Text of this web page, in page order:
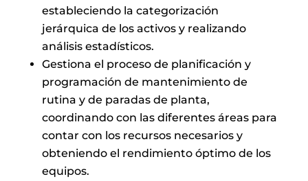
estableciendo la categorización
jerárquica de los activos y realizando
análisis estadísticos.
Gestiona el proceso de planificación y
programación de mantenimiento de
rutina y de paradas de planta,
coordinando con las diferentes áreas para
contar con los recursos necesarios y
obteniendo el rendimiento óptimo de los
equipos.